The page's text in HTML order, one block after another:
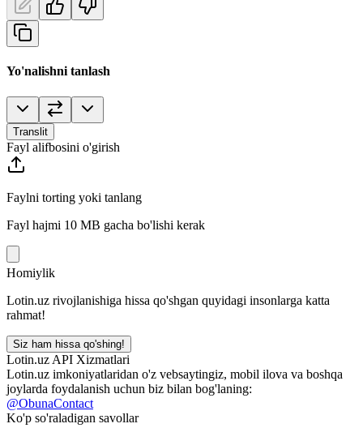
Yo'nalishni tanlash
Translit
Fayl alifbosini o'girish
Faylni torting yoki tanlang
Fayl hajmi 10 MB gacha bo'lishi kerak
Homiylik
Lotin.uz rivojlanishiga hissa qo'shgan quyidagi insonlarga katta
rahmat!
Siz ham hissa qo'shing!
Lotin.uz API Xizmatlari
Lotin.uz imkoniyatlaridan o'z vebsaytingiz, mobil ilova va boshqa
joylarda foydalanish uchun biz bilan bog'laning:
@ObunaContact
Ko'p so'raladigan savollar